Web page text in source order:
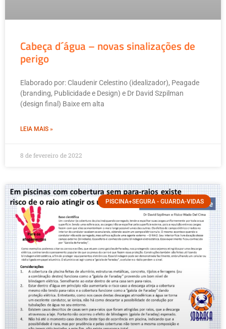
Cabeça d´água – novas sinalizações de
perigo
Elaborado por: Claudenir Celestino (idealizador), Peagade
(branding, Publicidade e Design) e Dr David Szpilman
(design final) Baixe em alta
LEIA MAIS »
8 de fevereiro de 2022
PISCINA+SEGURA - GUARDA-VIDAS